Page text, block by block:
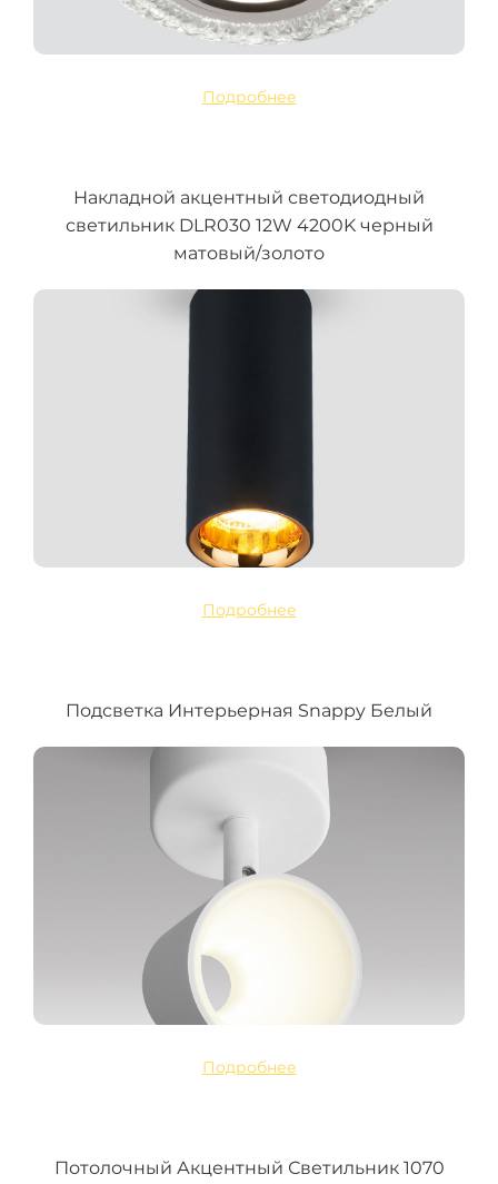
Подробнее
Накладной акцентный светодиодный
светильник DLR030 12W 4200K черный
матовый/золото
Подробнее
Подсветка Интерьерная Snappy Белый
Подробнее
Потолочный Акцентный Светильник 1070